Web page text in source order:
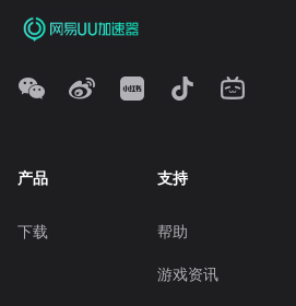
产品
下载
支持
帮助
游戏资讯